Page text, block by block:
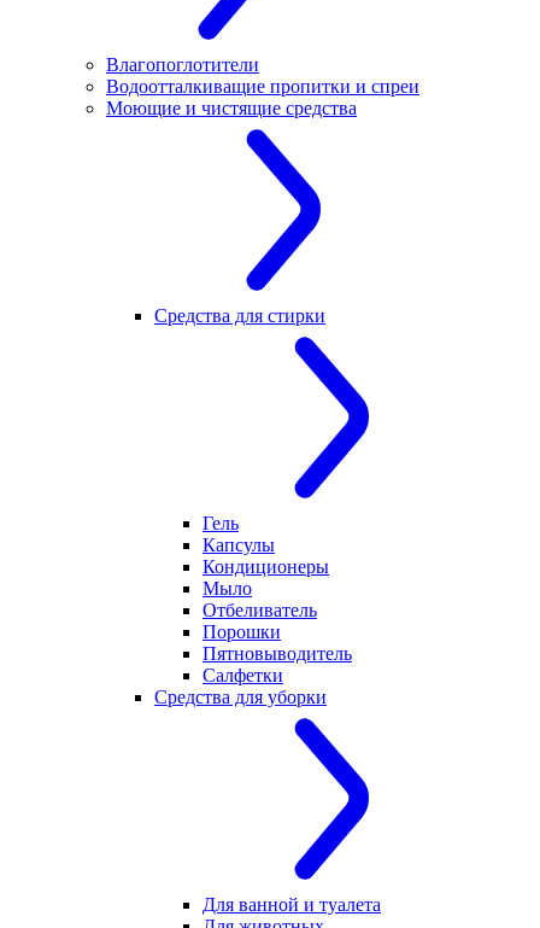
Влагопоглотители
Водоотталкиващие пропитки и спреи
Моющие и чистящие средства
Средства для стирки
Гель
Капсулы
Кондиционеры
Мыло
Отбеливатель
Порошки
Пятновыводитель
Салфетки
Средства для уборки
Для ванной и туалета